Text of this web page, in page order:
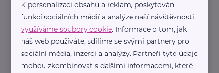
zdravotnické pomůcky a
hygienická řešení s dlouholetou
tradicí.
Zaměřuje ...
K personalizaci obsahu a reklam, poskytování
funkcí sociálních médií a analýze naší návštěvnosti
využíváme soubory cookie. Informace o tom, jak
náš web používáte, sdílíme se svými partnery pro
sociální média, inzerci a analýzy. Partneři tyto údaje
mohou zkombinovat s dalšími informacemi, které